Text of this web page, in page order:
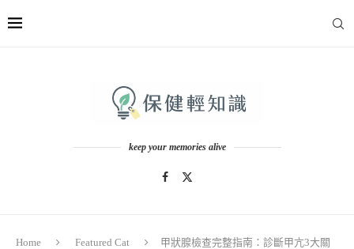
keep your memories alive
Home Featured Cat
甲狀腺檢查完整指南：診斷甲亢3大關